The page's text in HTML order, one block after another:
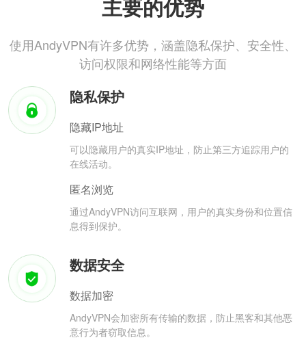
主要的优势
使用AndyVPN有许多优势，涵盖隐私保护、安全性、
访问权限和网络性能等方面
隐私保护
隐藏IP地址
可以隐藏用户的真实IP地址，防止第三方追踪用户的
在线活动。
匿名浏览
通过AndyVPN访问互联网，用户的真实身份和位置信
息得到保护。
数据安全
数据加密
AndyVPN会加密所有传输的数据，防止黑客和其他恶
意行为者窃取信息。